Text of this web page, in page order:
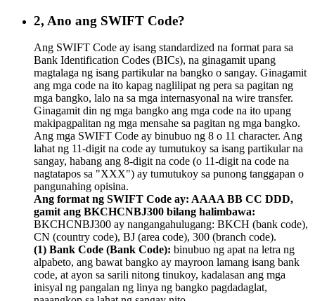
2, Ano ang SWIFT Code?
Ang SWIFT Code ay isang standardized na format para sa
Bank Identification Codes (BICs), na ginagamit upang
magtalaga ng isang partikular na bangko o sangay. Ginagamit
ang mga code na ito kapag naglilipat ng pera sa pagitan ng
mga bangko, lalo na sa mga internasyonal na wire transfer.
Ginagamit din ng mga bangko ang mga code na ito upang
makipagpalitan ng mga mensahe sa pagitan ng mga bangko.
Ang mga SWIFT Code ay binubuo ng 8 o 11 character. Ang
lahat ng 11-digit na code ay tumutukoy sa isang partikular na
sangay, habang ang 8-digit na code (o 11-digit na code na
nagtatapos sa "XXX") ay tumutukoy sa punong tanggapan o
pangunahing opisina.
Ang format ng SWIFT Code ay: AAAA BB CC DDD,
gamit ang BKCHCNBJ300 bilang halimbawa:
BKCHCNBJ300 ay nangangahulugang: BKCH (bank code),
CN (country code), BJ (area code), 300 (branch code).
(1) Bank Code (Bank Code): binubuo ng apat na letra ng
alpabeto, ang bawat bangko ay mayroon lamang isang bank
code, at ayon sa sarili nitong tinukoy, kadalasan ang mga
inisyal ng pangalan ng linya ng bangko pagdadaglat,